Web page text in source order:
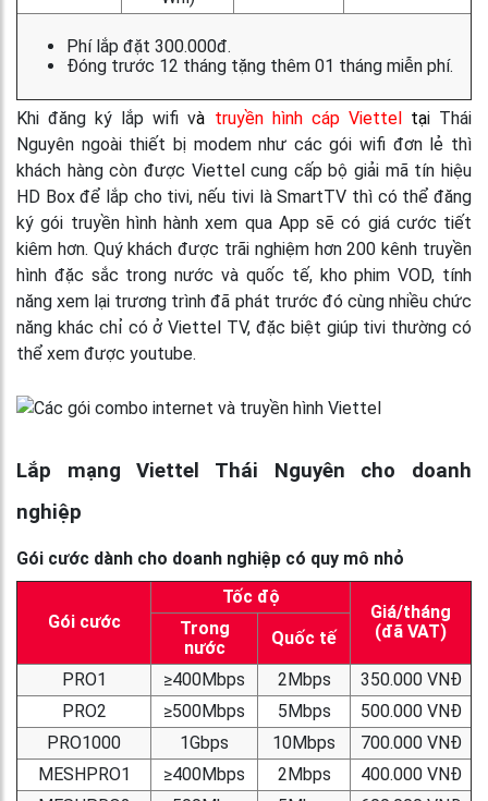
Phí lắp đặt 300.000đ.
Đóng trước 12 tháng tặng thêm 01 tháng miễn phí.
Khi đăng ký lắp wifi và truyền hình cáp Viettel tại Thái
Nguyên ngoài thiết bị modem như các gói wifi đơn lẻ thì
khách hàng còn được Viettel cung cấp bộ giải mã tín hiệu
HD Box để lắp cho tivi, nếu tivi là SmartTV thì có thể đăng
ký gói truyền hình hành xem qua App sẽ có giá cước tiết
kiêm hơn. Quý khách được trãi nghiệm hơn 200 kênh truyền
hình đặc sắc trong nước và quốc tế, kho phim VOD, tính
năng xem lại trương trình đã phát trước đó cùng nhiều chức
năng khác chỉ có ở Viettel TV, đặc biệt giúp tivi thường có
thể xem được youtube.
Lắp mạng Viettel Thái Nguyên cho doanh
nghiệp
Gói cước dành cho doanh nghiệp có quy mô nhỏ
Gói cước
Tốc độ
Giá/tháng
(đã VAT)
Trong
nước
Quốc tế
PRO1
≥400Mbps 2Mbps
350.000 VNĐ
PRO2
≥500Mbps 5Mbps
500.000 VNĐ
PRO1000
1Gbps 10Mbps
700.000 VNĐ
MESHPRO1
≥400Mbps 2Mbps
400.000 VNĐ